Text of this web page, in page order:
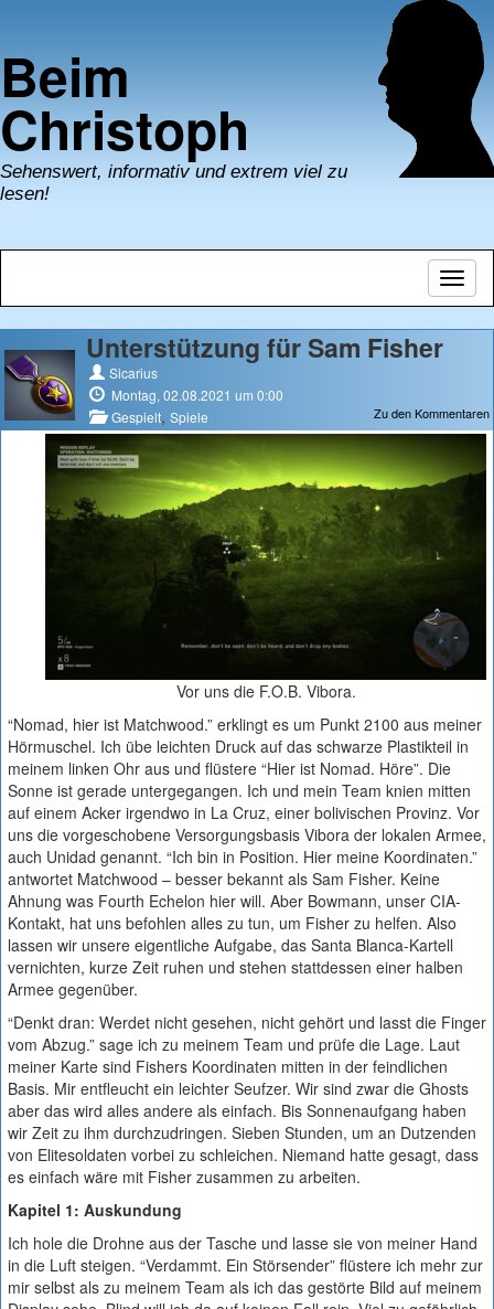
Beim
Christoph
Sehenswert, informativ und extrem viel zu
lesen!
Unterstützung für Sam Fisher
Sicarius
Montag, 02.08.2021 um 0:00
Zu den Kommentaren
Gespielt, Spiele
Vor uns die F.O.B. Vibora.
“Nomad, hier ist Matchwood.” erklingt es um Punkt 2100 aus meiner
Hörmuschel. Ich übe leichten Druck auf das schwarze Plastikteil in
meinem linken Ohr aus und flüstere “Hier ist Nomad. Höre”. Die
Sonne ist gerade untergegangen. Ich und mein Team knien mitten
auf einem Acker irgendwo in La Cruz, einer bolivischen Provinz. Vor
uns die vorgeschobene Versorgungsbasis Vibora der lokalen Armee,
auch Unidad genannt. “Ich bin in Position. Hier meine Koordinaten.”
antwortet Matchwood – besser bekannt als Sam Fisher. Keine
Ahnung was Fourth Echelon hier will. Aber Bowmann, unser CIA-
Kontakt, hat uns befohlen alles zu tun, um Fisher zu helfen. Also
lassen wir unsere eigentliche Aufgabe, das Santa Blanca-Kartell
vernichten, kurze Zeit ruhen und stehen stattdessen einer halben
Armee gegenüber.
“Denkt dran: Werdet nicht gesehen, nicht gehört und lasst die Finger
vom Abzug.” sage ich zu meinem Team und prüfe die Lage. Laut
meiner Karte sind Fishers Koordinaten mitten in der feindlichen
Basis. Mir entfleucht ein leichter Seufzer. Wir sind zwar die Ghosts
aber das wird alles andere als einfach. Bis Sonnenaufgang haben
wir Zeit zu ihm durchzudringen. Sieben Stunden, um an Dutzenden
von Elitesoldaten vorbei zu schleichen. Niemand hatte gesagt, dass
es einfach wäre mit Fisher zusammen zu arbeiten.
Kapitel 1: Auskundung
Ich hole die Drohne aus der Tasche und lasse sie von meiner Hand
in die Luft steigen. “Verdammt. Ein Störsender” flüstere ich mehr zur
mir selbst als zu meinem Team als ich das gestörte Bild auf meinem